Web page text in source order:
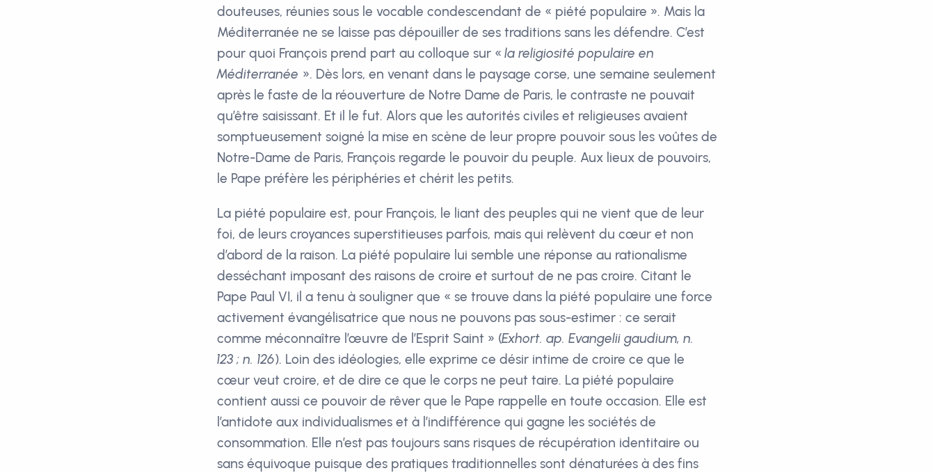
douteuses, réunies sous le vocable condescendant de « piété populaire ». Mais la
Méditerranée ne se laisse pas dépouiller de ses traditions sans les défendre. C’est
pour quoi François prend part au colloque sur «la religiosité populaire en
Méditerranée ». Dès lors, en venant dans le paysage corse, une semaine seulement
après le faste de la réouverture de Notre Dame de Paris, le contraste ne pouvait
qu’être saisissant. Et il le fut. Alors que les autorités civiles et religieuses avaient
somptueusement soigné la mise en scène de leur propre pouvoir sous les voûtes de
Notre-Dame de Paris, François regarde le pouvoir du peuple. Aux lieux de pouvoirs,
le Pape préfère les périphéries et chérit les petits.
La piété populaire est, pour François, le liant des peuples qui ne vient que de leur
foi, de leurs croyances superstitieuses parfois, mais qui relèvent du cœur et non
d’abord de la raison. La piété populaire lui semble une réponse au rationalisme
desséchant imposant des raisons de croire et surtout de ne pas croire. Citant le
Pape Paul VI, il a tenu à souligner que « se trouve dans la piété populaire une force
activement évangélisatrice que nous ne pouvons pas sous-estimer : ce serait
comme méconnaître l’œuvre de l’Esprit Saint » (Exhort. ap. Evangelii gaudium, n.
123 ; n. 126). Loin des idéologies, elle exprime ce désir intime de croire ce que le
cœur veut croire, et de dire ce que le corps ne peut taire. La piété populaire
contient aussi ce pouvoir de rêver que le Pape rappelle en toute occasion. Elle est
l’antidote aux individualismes et à l’indifférence qui gagne les sociétés de
consommation. Elle n’est pas toujours sans risques de récupération identitaire ou
sans équivoque puisque des pratiques traditionnelles sont dénaturées à des fins